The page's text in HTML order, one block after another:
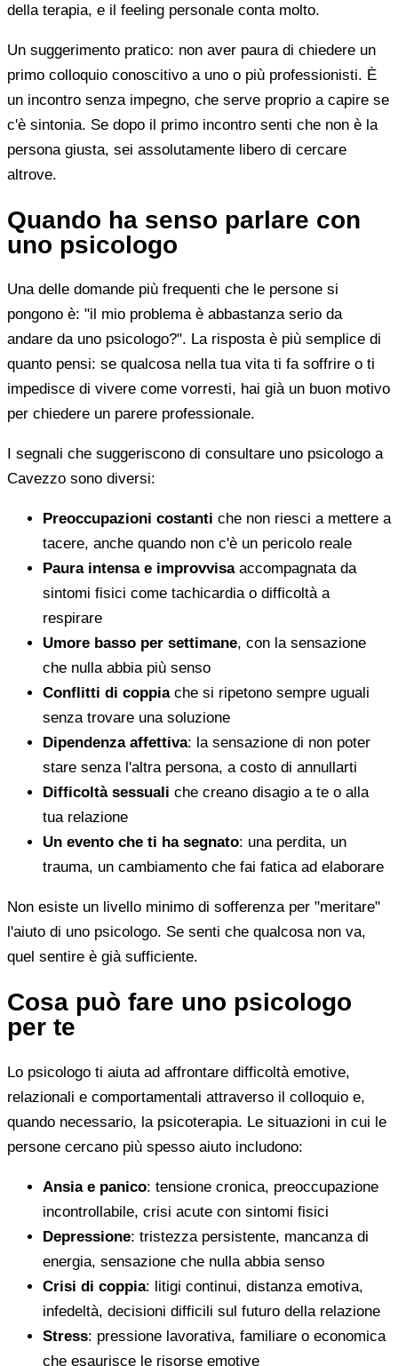
della terapia, e il feeling personale conta molto.
Un suggerimento pratico: non aver paura di chiedere un
primo colloquio conoscitivo a uno o più professionisti. È
un incontro senza impegno, che serve proprio a capire se
c'è sintonia. Se dopo il primo incontro senti che non è la
persona giusta, sei assolutamente libero di cercare
altrove.
Quando ha senso parlare con
uno psicologo
Una delle domande più frequenti che le persone si
pongono è: "il mio problema è abbastanza serio da
andare da uno psicologo?". La risposta è più semplice di
quanto pensi: se qualcosa nella tua vita ti fa soffrire o ti
impedisce di vivere come vorresti, hai già un buon motivo
per chiedere un parere professionale.
I segnali che suggeriscono di consultare uno psicologo a
Cavezzo sono diversi:
Preoccupazioni costanti che non riesci a mettere a
tacere, anche quando non c'è un pericolo reale
Paura intensa e improvvisaaccompagnata da
sintomi fisici come tachicardia o difficoltà a
respirare
Umore basso per settimane, con la sensazione
che nulla abbia più senso
Conflitti di coppiache si ripetono sempre uguali
senza trovare una soluzione
Dipendenza affettiva: la sensazione di non poter
stare senza l'altra persona, a costo di annullarti
Difficoltà sessuali che creano disagio a te o alla
tua relazione
Un evento che ti ha segnato: una perdita, un
trauma, un cambiamento che fai fatica ad elaborare
Non esiste un livello minimo di sofferenza per "meritare"
l'aiuto di uno psicologo. Se senti che qualcosa non va,
quel sentire è già sufficiente.
Cosa può fare uno psicologo
per te
Lo psicologo ti aiuta ad affrontare difficoltà emotive,
relazionali e comportamentali attraverso il colloquio e,
quando necessario, la psicoterapia. Le situazioni in cui le
persone cercano più spesso aiuto includono:
Ansia e panico: tensione cronica, preoccupazione
incontrollabile, crisi acute con sintomi fisici
Depressione: tristezza persistente, mancanza di
energia, sensazione che nulla abbia senso
Crisi di coppia: litigi continui, distanza emotiva,
infedeltà, decisioni difficili sul futuro della relazione
Stress: pressione lavorativa, familiare o economica
che esaurisce le risorse emotive